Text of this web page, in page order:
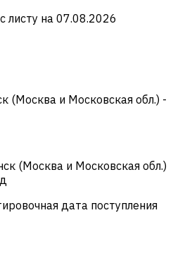
листу на 07.08.2026
(Москва и Московская обл.) -
(Москва и Московская обл.)
дата поступления